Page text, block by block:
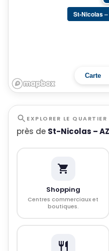
St-Nicolas
Carte
EXPLORER LE QUARTIER
près de St-Nicolas –
Shopping
Centres commerciaux et
boutiques.